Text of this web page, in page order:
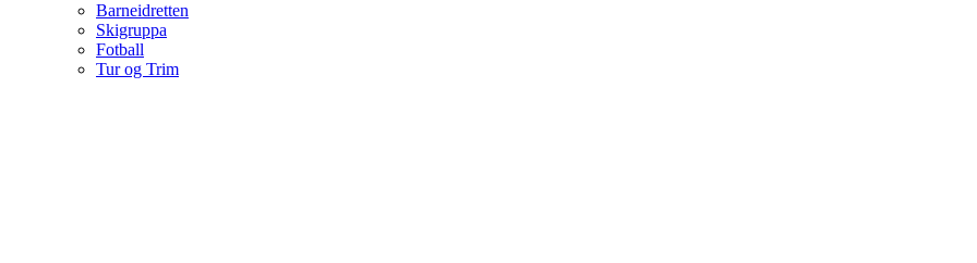
Barneidretten
Skigruppa
Fotball
Tur og Trim